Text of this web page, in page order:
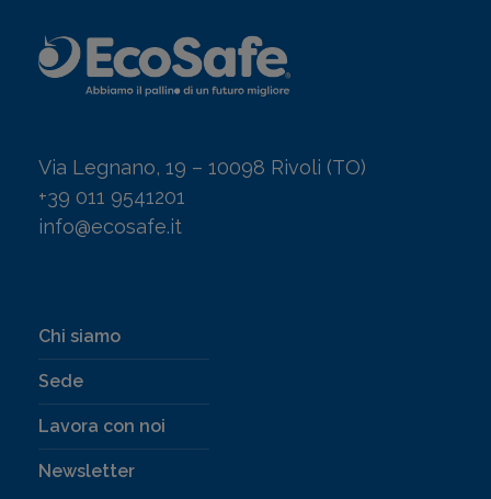
Via Legnano, 19 – 10098 Rivoli (TO)
+39 011 9541201
info@ecosafe.it
Chi siamo
Sede
Lavora con noi
Newsletter